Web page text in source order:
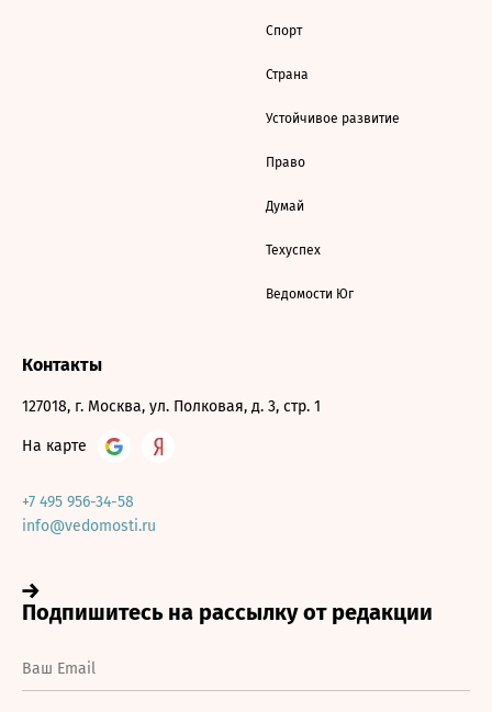
Спорт
Страна
Устойчивое развитие
Право
Думай
Техуспех
Ведомости Юг
Контакты
127018, г. Москва, ул. Полковая, д. 3, стр. 1
На карте
+7 495 956-34-58
info@vedomosti.ru